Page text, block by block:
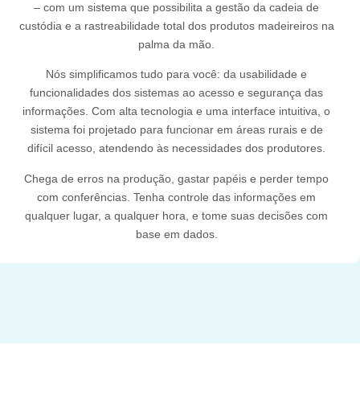
– com um sistema que possibilita a gestão da cadeia de
custódia e a rastreabilidade total dos produtos madeireiros na
palma da mão.
Nós simplificamos tudo para você: da usabilidade e
funcionalidades dos sistemas ao acesso e segurança das
informações. Com alta tecnologia e uma interface intuitiva, o
sistema foi projetado para funcionar em áreas rurais e de
difícil acesso, atendendo às necessidades dos produtores.
Chega de erros na produção, gastar papéis e perder tempo
com conferências. Tenha controle das informações em
qualquer lugar, a qualquer hora, e tome suas decisões com
base em dados.